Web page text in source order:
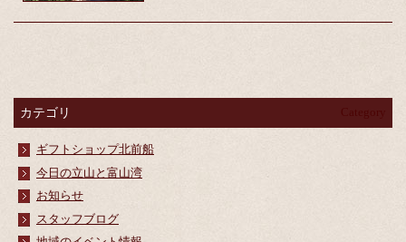
カテゴリ
ギフトショップ北前船
今日の立山と富山湾
お知らせ
スタッフブログ